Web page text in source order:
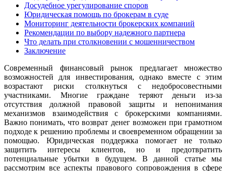
Досудебное урегулирование споров
Юридическая помощь по брокерам в суде
Мониторинг деятельности брокерских компаний
Рекомендации по выбору надежного партнера
Что делать при столкновении с мошенничеством
Заключение
Современный финансовый рынок предлагает множество
возможностей для инвестирования, однако вместе с этим
возрастают риски столкнуться с недобросовестными
участниками. Многие граждане теряют деньги из-за
отсутствия должной правовой защиты и непонимания
механизмов взаимодействия с брокерскими компаниями.
Важно понимать, что возврат денег возможен при грамотном
подходе к решению проблемы и своевременном обращении за
помощью. Юридическая поддержка помогает не только
защитить интересы клиентов, но и предотвратить
потенциальные убытки в будущем. В данной статье мы
рассмотрим все аспекты правового сопровождения в сфере